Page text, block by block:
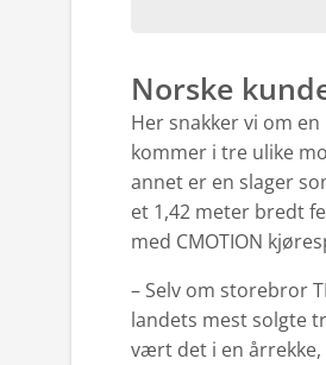
Norske
Her snakker vi om
kommer i tre ulike
annet er en slager
et 1,42 meter bredt
med CMOTION
– Selv om storebror
landets mest solgte
vært det i en årrekke,